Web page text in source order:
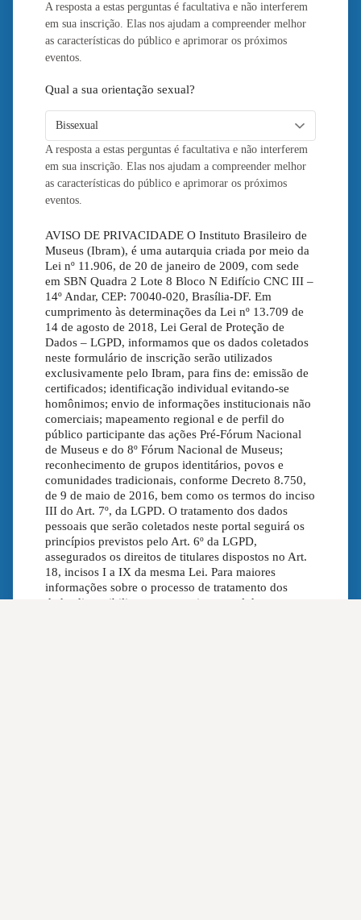
A resposta a estas perguntas é facultativa e não interferem
em sua inscrição. Elas nos ajudam a compreender melhor
as características do público e aprimorar os próximos
eventos.
Qual a sua orientação sexual?
A resposta a estas perguntas é facultativa e não interferem
em sua inscrição. Elas nos ajudam a compreender melhor
as características do público e aprimorar os próximos
eventos.
AVISO DE PRIVACIDADE O Instituto Brasileiro de
Museus (Ibram), é uma autarquia criada por meio da
Lei nº 11.906, de 20 de janeiro de 2009, com sede
em SBN Quadra 2 Lote 8 Bloco N Edifício CNC III –
14º Andar, CEP: 70040-020, Brasília-DF. Em
cumprimento às determinações da Lei nº 13.709 de
14 de agosto de 2018, Lei Geral de Proteção de
Dados – LGPD, informamos que os dados coletados
neste formulário de inscrição serão utilizados
exclusivamente pelo Ibram, para fins de: emissão de
certificados; identificação individual evitando-se
homônimos; envio de informações institucionais não
comerciais; mapeamento regional e de perfil do
público participante das ações Pré-Fórum Nacional
de Museus e do 8º Fórum Nacional de Museus;
reconhecimento de grupos identitários, povos e
comunidades tradicionais, conforme Decreto 8.750,
de 9 de maio de 2016, bem como os termos do inciso
III do Art. 7º, da LGPD. O tratamento dos dados
pessoais que serão coletados neste portal seguirá os
princípios previstos pelo Art. 6º da LGPD,
assegurados os direitos de titulares dispostos no Art.
18, incisos I a IX da mesma Lei. Para maiores
informações sobre o processo de tratamento dos
dadosdisponibilizamos o seguinte canal de